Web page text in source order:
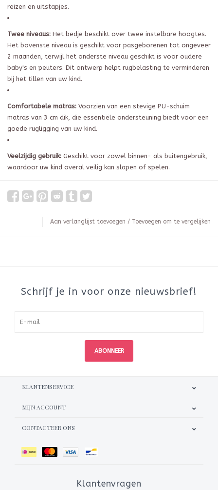
reizen en uitstapjes.
Twee niveaus: Het bedje beschikt over twee instelbare hoogtes.
Het bovenste niveau is geschikt voor pasgeborenen tot ongeveer
2 maanden, terwijl het onderste niveau geschikt is voor oudere
baby's en peuters. Dit ontwerp helpt rugbelasting te verminderen
bij het tillen van uw kind.
Comfortabele matras: Voorzien van een stevige PU-schuim
matras van 3 cm dik, die essentiële ondersteuning biedt voor een
goede rugligging van uw kind.
Veelzijdig gebruik: Geschikt voor zowel binnen- als buitengebruik,
waardoor uw kind overal veilig kan slapen of spelen.
Aan verlanglijst toevoegen / Toevoegen om te vergelijken
Schrijf je in voor onze nieuwsbrief!
ABONNEER
KLANTENSERVICE
MIJN ACCOUNT
CONTACTEER ONS
Klantenvragen